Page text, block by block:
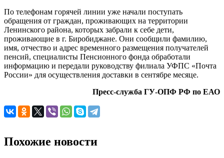
По телефонам горячей линии уже начали поступать
обращения от граждан, проживающих на территории
Ленинского района, которых забрали к себе дети,
проживающие в г. Биробиджане. Они сообщили фамилию,
имя, отчество и адрес временного размещения получателей
пенсий, специалисты Пенсионного фонда обработали
информацию и передали руководству филиала УФПС «Почта
России» для осуществления доставки в сентябре месяце.
Пресс-служба ГУ-ОПФ РФ по ЕАО
Похожие новости